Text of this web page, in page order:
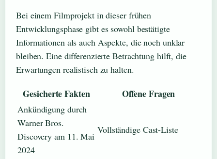
Bei einem Filmprojekt in dieser frühen
Entwicklungsphase gibt es sowohl bestätigte
Informationen als auch Aspekte, die noch unklar
bleiben. Eine differenzierte Betrachtung hilft, die
Erwartungen realistisch zu halten.
Gesicherte Fakten Offene Fragen
Ankündigung durch
Warner Bros.
Discovery am 11. Mai
2024
Vollständige Cast-Liste